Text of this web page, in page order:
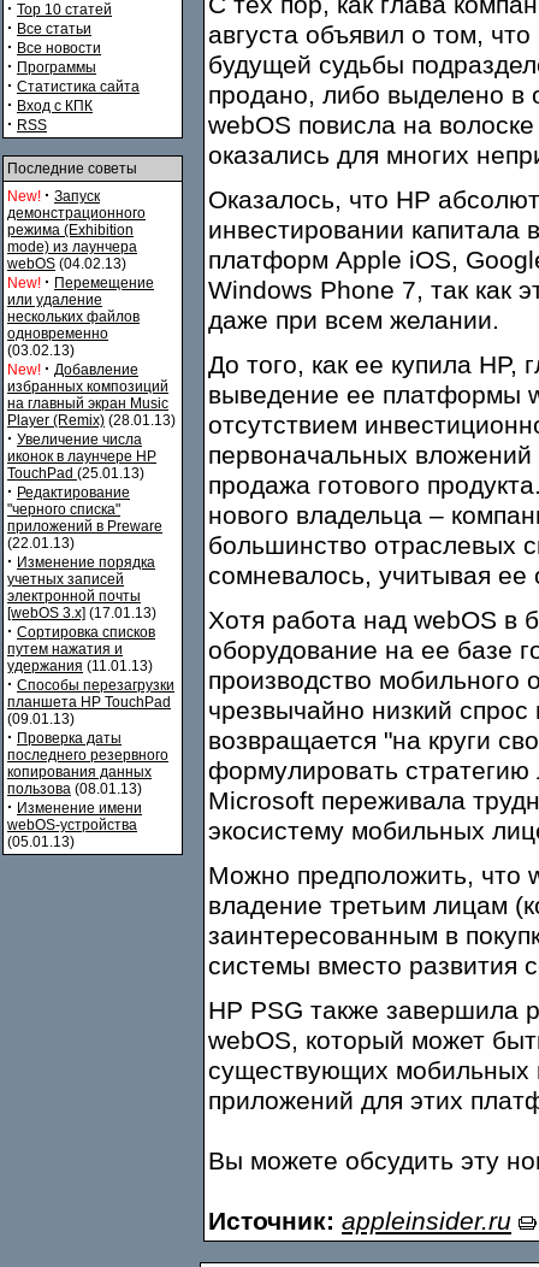
· Top 10 статей
· Все статьи
· Все новости
· Программы
· Статистика сайта
· Вход с КПК
· RSS
Последние советы
New! · Запуск
демонстрационного
режима (Exhibition
mode) из лаунчера
webOS (04.02.13)
New! · Перемещение
или удаление
нескольких файлов
одновременно
(03.02.13)
New! · Добавление
избранных композиций
на главный экран Music
Player (Remix) (28.01.13)
· Увеличение числа
иконок в лаунчере HP
TouchPad (25.01.13)
· Редактирование
"черного списка"
приложений в Preware
(22.01.13)
· Изменение порядка
учетных записей
электронной почты
[webOS 3.x] (17.01.13)
· Сортировка списков
путем нажатия и
удержания (11.01.13)
· Способы перезагрузки
планшета HP TouchPad
(09.01.13)
· Проверка даты
последнего резервного
копирования данных
пользова (08.01.13)
· Изменение имени
webOS-устройства
(05.01.13)
августа объявил о том,
будущей судьбы
продано, либо выделено в
webOS повисла на
оказались для многих
Оказалось, что HP
инвестировании капитала
платформ Apple iOS,
Windows Phone 7, так как
даже при всем желании.
До того, как ее купила
выведение ее платформы
отсутствием
первоначальных вложений
продажа готового
нового владельца –
большинство отраслевых
сомневалось, учитывая
Хотя работа над webOS в
оборудование на ее базе
производство
чрезвычайно низкий
возвращается "на круги
формулировать стратегию
Microsoft переживала
экосистему мобильных
Можно предположить, что
владение третьим лицам
заинтересованным в
системы вместо развития
HP PSG также завершила
webOS, который может
существующих мобильных
приложений для этих
Вы можете обсудить эту
Источник: appleinsider.ru